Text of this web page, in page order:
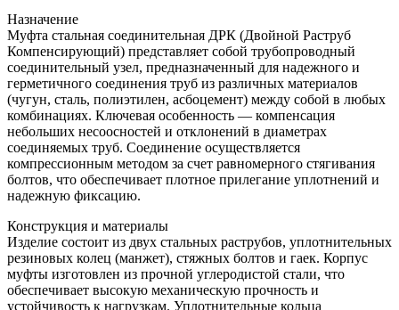
Назначение
Муфта стальная соединительная ДРК (Двойной Раструб
Компенсирующий) представляет собой трубопроводный
соединительный узел, предназначенный для надежного и
герметичного соединения труб из различных материалов
(чугун, сталь, полиэтилен, асбоцемент) между собой в любых
комбинациях. Ключевая особенность — компенсация
небольших несоосностей и отклонений в диаметрах
соединяемых труб. Соединение осуществляется
компрессионным методом за счет равномерного стягивания
болтов, что обеспечивает плотное прилегание уплотнений и
надежную фиксацию.
Конструкция и материалы
Изделие состоит из двух стальных раструбов, уплотнительных
резиновых колец (манжет), стяжных болтов и гаек. Корпус
муфты изготовлен из прочной углеродистой стали, что
обеспечивает высокую механическую прочность и
устойчивость к нагрузкам. Уплотнительные кольца